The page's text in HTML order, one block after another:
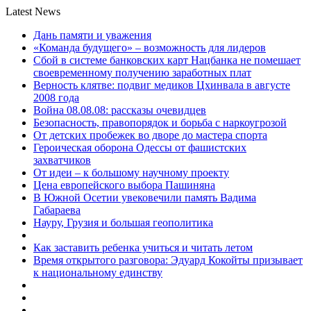
Latest News
Дань памяти и уважения
«Команда будущего» – возможность для лидеров
Сбой в системе банковских карт Нацбанка не помешает
своевременному получению заработных плат
Верность клятве: подвиг медиков Цхинвала в августе
2008 года
Война 08.08.08: рассказы очевидцев
Безопасность, правопорядок и борьба с наркоугрозой
От детских пробежек во дворе до мастера спорта
Героическая оборона Одессы от фашистских
захватчиков
От идеи – к большому научному проекту
Цена европейского выбора Пашиняна
В Южной Осетии увековечили память Вадима
Габараева
Науру, Грузия и большая геополитика
Как заставить ребенка учиться и читать летом
Время открытого разговора: Эдуард Кокойты призывает
к национальному единству